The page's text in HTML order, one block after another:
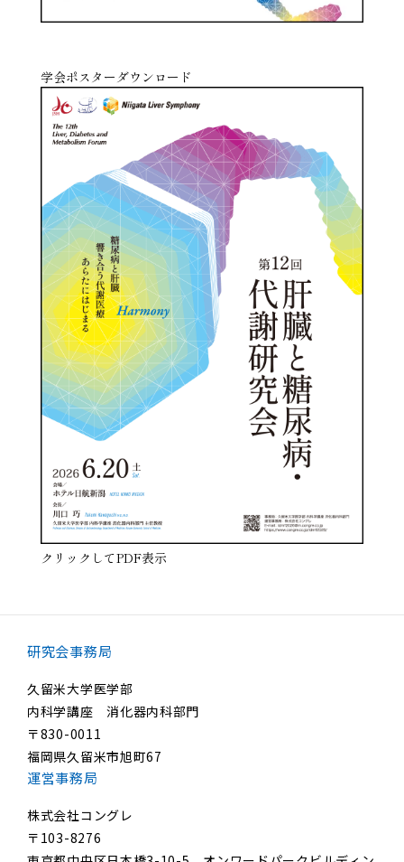
学会ポスターダウンロード
クリックしてPDF表示
研究会事務局
久留米大学医学部
内科学講座 消化器内科部門
〒830-0011
福岡県久留米市旭町67
運営事務局
株式会社コングレ
〒103-8276